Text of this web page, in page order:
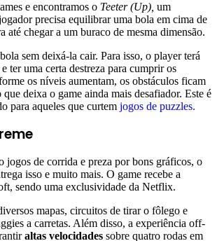
e encontramos o Teeter (Up), um
precisa equilibrar uma bola em cima de
até chegar a um buraco de mesma dimensão.
sem deixá-la cair. Para isso, o player terá
ter uma certa destreza para cumprir os
os níveis aumentam, os obstáculos ficam
deixa o game ainda mais desafiador. Este é
para aqueles que curtem jogos de puzzles.
jogos de corrida e preza por bons gráficos, o
isso e muito mais. O game recebe a
sendo uma exclusividade da Netflix.
mapas, circuitos de tirar o fôlego e
a carretas. Além disso, a experiência off-
altas velocidades sobre quatro rodas em